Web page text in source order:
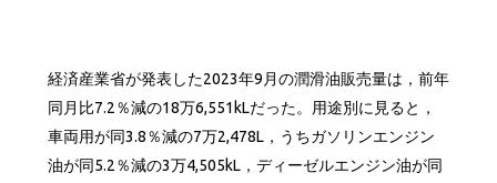
経済産業省が発表した2023年9月の潤滑油販売量は，前年
同月比7.2％減の18万6,551kLだった。用途別に見ると，
車両用が同3.8％減の7万2,478L，うちガソリンエンジン
油が同5.2％減の3万4,505kL，ディーゼルエンジン油が同